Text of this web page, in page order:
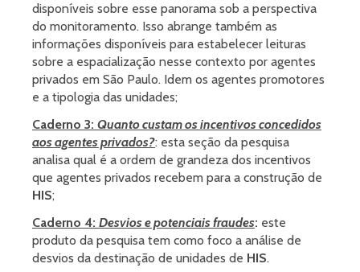
disponíveis sobre esse panorama sob a perspectiva
do monitoramento. Isso abrange também as
informações disponíveis para estabelecer leituras
sobre a espacialização nesse contexto por agentes
privados em São Paulo. Idem os agentes promotores
e a tipologia das unidades;
Caderno 3: Quanto custam os incentivos concedidos
aos agentes privados?: esta seção da pesquisa
analisa qual é a ordem de grandeza dos incentivos
que agentes privados recebem para a construção de
HIS;
Caderno 4: Desvios e potenciais fraudes: este
produto da pesquisa tem como foco a análise de
desvios da destinação de unidades de HIS.